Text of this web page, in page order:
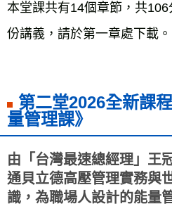
本堂課共有14個章節，共
份講義，請於第一章處下載。
第二堂2026全新課
量管理課》
由「台灣最速總經理」王
通貝立德高壓管理實務與
識，為職場人設計的能量